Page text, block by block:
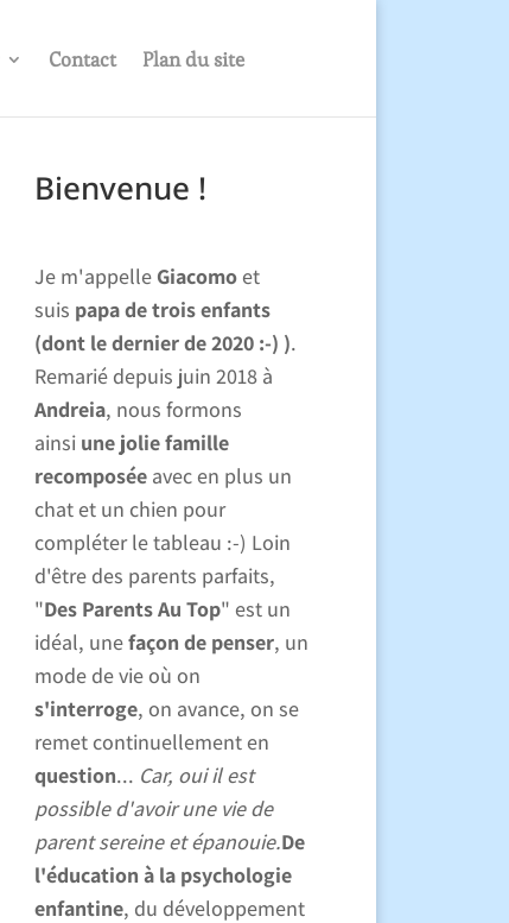
Contact Plan du site
Bienvenue !
Je m'appelle Giacomoet
suis papa de trois enfants
(dont le dernier de 2020 :-) ).
Remarié depuis juin 2018 à
Andreia, nous formons
ainsi une jolie famille
recomposéeavec en plus un
chat et un chien pour
compléter le tableau :-) Loin
d'être des parents parfaits,
"Des Parents Au Top" est un
idéal, unefaçon de penser, un
mode de vie où on
s'interroge, on avance, on se
remet continuellement en
question... Car, oui il est
possible d'avoir une vie de
parent sereine et épanouie.De
l'éducation à la psychologie
enfantine, du développement